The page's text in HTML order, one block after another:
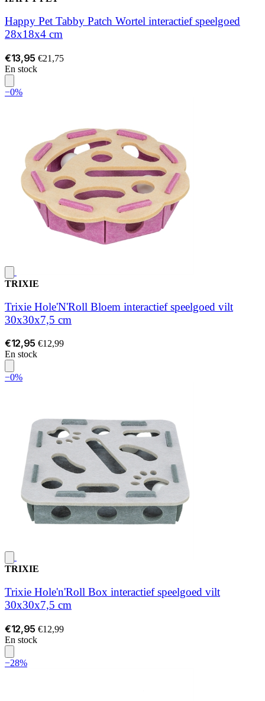
Happy Pet Tabby Patch Wortel interactief speelgoed
28x18x4 cm
€13,95 €21,75
En stock
−0%
TRIXIE
Trixie Hole'N'Roll Bloem interactief speelgoed vilt
30x30x7,5 cm
€12,95 €12,99
En stock
−0%
TRIXIE
Trixie Hole'n'Roll Box interactief speelgoed vilt
30x30x7,5 cm
€12,95 €12,99
En stock
−28%